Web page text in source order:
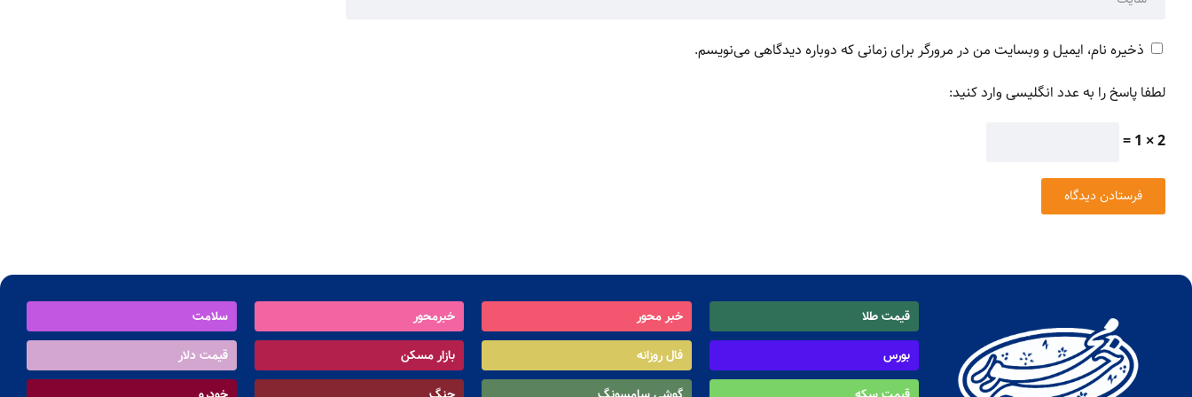
ذخیره نام، ایمیل و وبسایت من در مرورگر برای زمانی که دوباره دیدگاهی می‌نویسم.
لطفا پاسخ را به عدد انگلیسی وارد کنید:
2 × 1 =
قیمت طلا خبر محور خبرمحور
سلامت
بورس
فال روزانه بازار مسکن
قیمت دلار